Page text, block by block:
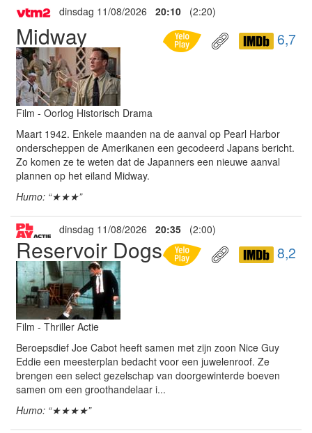
dinsdag 11/08/2026 20:10 (2:20)
Midway 6,7
Film - Oorlog Historisch Drama
Maart 1942. Enkele maanden na de aanval op Pearl Harbor
onderscheppen de Amerikanen een gecodeerd Japans bericht.
Zo komen ze te weten dat de Japanners een nieuwe aanval
plannen op het eiland Midway.
Humo: “★★★”
dinsdag 11/08/2026 20:35 (2:00)
Reservoir Dogs 8,2
Film - Thriller Actie
Beroepsdief Joe Cabot heeft samen met zijn zoon Nice Guy
Eddie een meesterplan bedacht voor een juwelenroof. Ze
brengen een select gezelschap van doorgewinterde boeven
samen om een groothandelaar i...
Humo: “★★★★”